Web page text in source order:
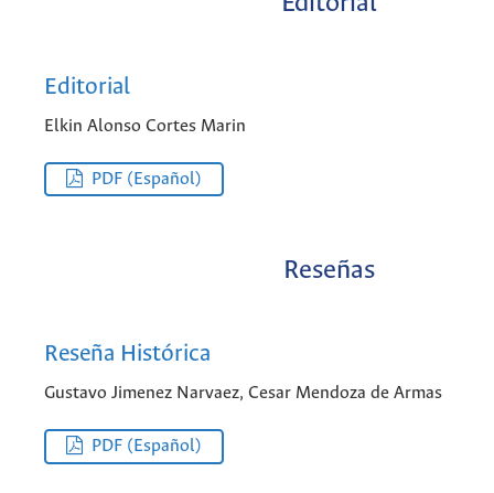
Editorial
Elkin Alonso Cortes Marin
PDF (Español)
Reseñas
Reseña Histórica
Gustavo Jimenez Narvaez, Cesar Mendoza de Armas
PDF (Español)